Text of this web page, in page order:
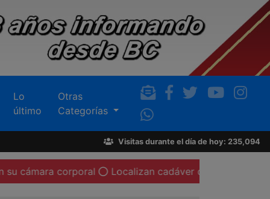
Lo
último
Otras
Categorías
Visitas durante el día de hoy: 235,094
Localizan cadáver de una mujer calcinada en